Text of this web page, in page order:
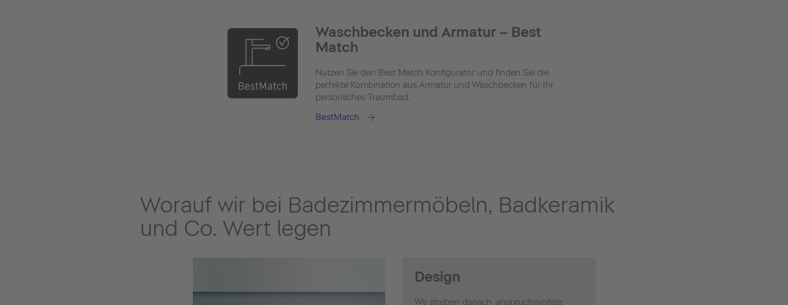
Waschbecken und Armatur – Best
Match
Nutzen Sie den Best Match Konfigurator und finden Sie die
perfekte Kombination aus Armatur und Waschbecken für Ihr
persönliches Traumbad.
BestMatch
Worauf wir bei Badezimmermöbeln, Badkeramik
und Co. Wert legen
Design
Wir streben danach, anspruchsvollste